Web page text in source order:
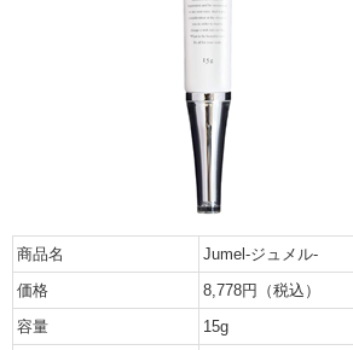
商品名
Jumel-ジュメル-
価格
8,778円（税込）
容量
15g